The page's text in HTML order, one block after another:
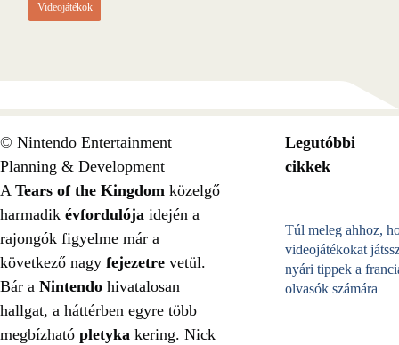
Videojátékok
© Nintendo Entertainment
Planning & Development
A Tears of the Kingdom közelgő
harmadik évfordulója idején a
rajongók figyelme már a
következő nagy fejezetre vetül.
Bár a Nintendo hivatalosan
hallgat, a háttérben egyre több
megbízható pletyka kering. Nick
Legutóbbi
cikkek
Túl meleg ahhoz,
videojátékokat
nyári tippek a
olvasók számára